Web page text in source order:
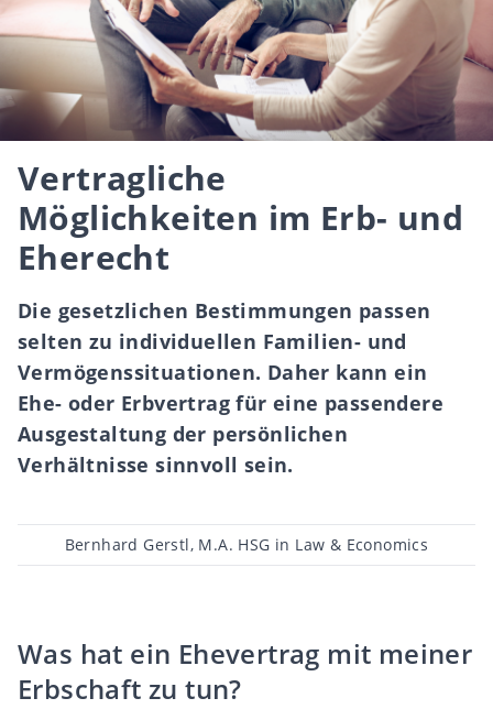
Vertragliche
Möglichkeiten im Erb- und
Eherecht
Die gesetzlichen Bestimmungen passen
selten zu individuellen Familien- und
Vermögenssituationen. Daher kann ein
Ehe- oder Erbvertrag für eine passendere
Ausgestaltung der persönlichen
Verhältnisse sinnvoll sein.
Beitragsautor
Bernhard Gerstl, M.A. HSG in Law & Economics
Was hat ein Ehevertrag mit meiner
Erbschaft zu tun?